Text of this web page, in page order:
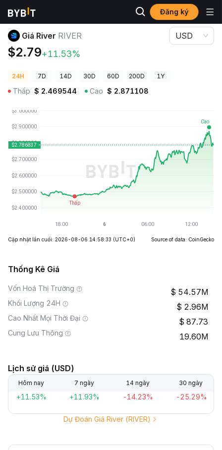
Đăng ký
Giá Tiền Điện Tử
Giá River RIVER
$2.79+11.53%
USD
24H 7D 14D 30D 60D 200D 1Y
Thấp $ 2.469544 Cao $ 2.871108
Cập nhật lần cuối: 2026-08-06 14:58:33 (UTC+0) Source of data: CoinGecko
Thống Kê Giá
Vốn Hoá Thị Trường 54.57M
Khối Lượng 24H 2.96M
Cao Nhất Mọi Thời Đại 87.73
Cung Lưu Thông 19.60M
Lịch sử giá (USD)
Hôm nay 7 ngày 14 ngày 30 ngày
+11.53% +11.93% -14.23% -25.29%
Dự Đoán Giá River (RIVER)